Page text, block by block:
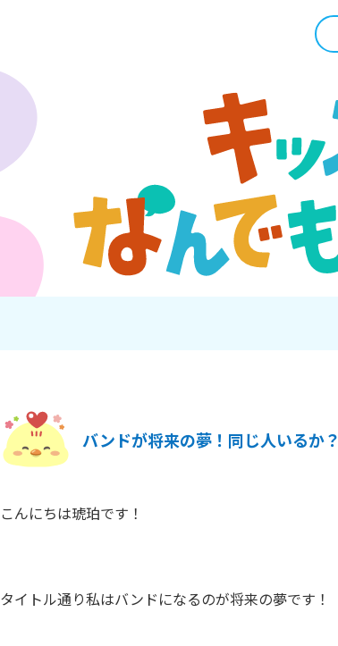
バンドが将来の夢！同じ人いるか？
こんにちは琥珀です！
タイトル通り私はバンドになるのが将来の夢です！